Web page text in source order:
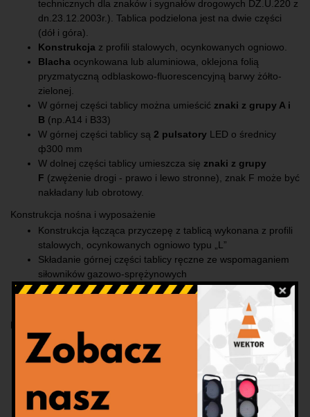
technicznych dla znaków i sygnałów drogowych DZ.U.220 z
dn.23.12.2003r.). Tablica podzielona jest na dwie części
(dół i góra).
Konstrukcja z profili stalowych, ocynkowanych ogniowo.
Blacha ocynkowana lub aluminiowa, oklejona folią
pryzmatyczną odblaskowo-fluorescencyjną barwy żółto-
zielonej.
W górnej części tablicy można umieścić znaki z grupy A i
B (np.A14 i B33)
W górnej części tablicy są 2 pulsatory LED o średnicy
ф300 mm
W dolnej części tablicy umieszcza się znaki z grupy
F (zwężenie drogi - prawo i lewo stronne), znak F może być
nakładany lub obrotowy.
Konstrukcja nośna i wyposażenie
Konstrukcja łącząca przyczepę z tablicą wykonana z profili
stalowych, ocynkowanych ogniowo typu „L”
Składanie górnej części tablicy ręczne ze wspomaganiem
siłowników gazowo-sprężynowych
Podpory stabilizujące przyczepę z tyłu 2 szt.
Dodatkowe wyposażenie (za dopłatą)
Przyczepa:koło zapasowe, hamulec najazdowy, plandeka,
dodatkowe podpory stabilizujące
napęd podnoszenia tablicy górnej, zasilanie
Konstrukcja nośna i wyposażenie
: plandeka, otwieranie
dolnej części tablicy, najazdy, pojemnik na dwa